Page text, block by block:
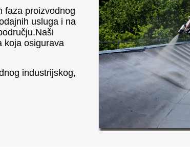
faza proizvodnog
usluga i na
koja osigurava
industrijskog,